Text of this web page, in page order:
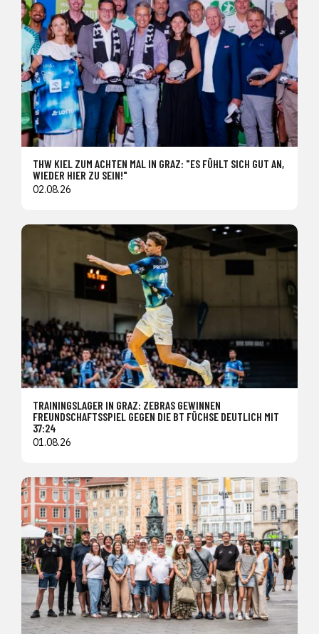
THW KIEL ZUM ACHTEN MAL IN GRAZ: "ES FÜHLT SICH GUT AN,
WIEDER HIER ZU SEIN!"
02.08.26
TRAININGSLAGER IN GRAZ: ZEBRAS GEWINNEN
FREUNDSCHAFTSSPIEL GEGEN DIE BT FÜCHSE DEUTLICH MIT
37:24
01.08.26